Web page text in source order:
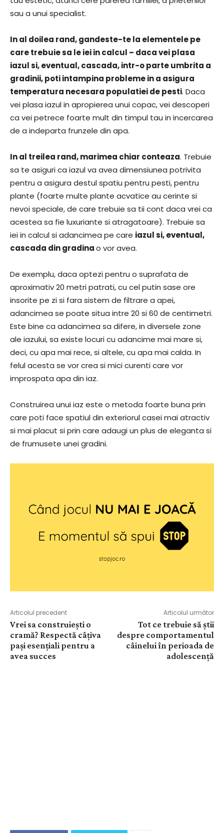
sau a unui specialist.
In al doilea rand, gandeste-te la elementele pe
care trebuie sa le iei in calcul – daca vei plasa
iazul si, eventual, cascada, intr-o parte umbrita a
gradinii, poti intampina probleme in a asigura
temperatura necesara populatiei de pesti. Daca
vei plasa iazul in apropierea unui copac, vei descoperi
ca vei petrece foarte mult din timpul tau in incercarea
de a indeparta frunzele din apa.
In al treilea rand, marimea chiar conteaza. Trebuie
sa te asiguri ca iazul va avea dimensiunea potrivita
pentru a asigura destul spatiu pentru pesti, pentru
plante (foarte multe plante acvatice au cerinte si
nevoi speciale, de care trebuie sa tii cont daca vrei ca
acestea sa fie luxuriante si atragatoare). Trebuie sa
iei in calcul si adancimea pe care iazul si, eventual,
cascada din gradinao vor avea.
De exemplu, daca optezi pentru o suprafata de
aproximativ 20 metri patrati, cu cel putin sase ore
insorite pe zi si fara sistem de filtrare a apei,
adancimea se poate situa intre 20 si 60 de centimetri.
Este bine ca adancimea sa difere, in diversele zone
ale iazului, sa existe locuri cu adancime mai mare si,
deci, cu apa mai rece, si altele, cu apa mai calda. In
felul acesta se vor crea si mici curenti care vor
improspata apa din iaz.
Construirea unui iaz este o metoda foarte buna prin
care poti face spatiul din exteriorul casei mai atractiv
si mai placut si prin care adaugi un plus de eleganta si
de frumusete unei gradini.
Articolul precedent
Vrei sa construiești o
cramă? Respectă câțiva
pași esențiali pentru a
avea succes
Articolul următor
Tot ce trebuie să știi
despre comportamentul
câinelui în perioada de
adolescență